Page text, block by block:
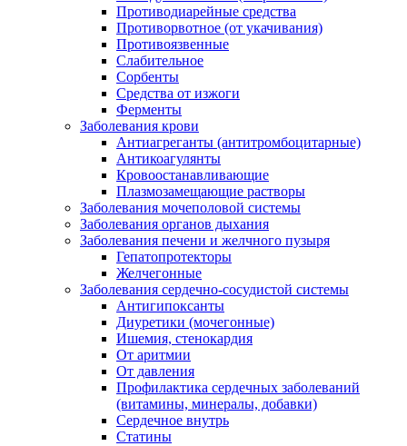
Противодиарейные средства
Противорвотное (от укачивания)
Противоязвенные
Слабительное
Сорбенты
Средства от изжоги
Ферменты
Заболевания крови
Антиагреганты (антитромбоцитарные)
Антикоагулянты
Кровоостанавливающие
Плазмозамещающие растворы
Заболевания мочеполовой системы
Заболевания органов дыхания
Заболевания печени и желчного пузыря
Гепатопротекторы
Желчегонные
Заболевания сердечно-сосудистой системы
Антигипоксанты
Диуретики (мочегонные)
Ишемия, стенокардия
От аритмии
От давления
Профилактика сердечных заболеваний
(витамины, минералы, добавки)
Сердечное внутрь
Статины